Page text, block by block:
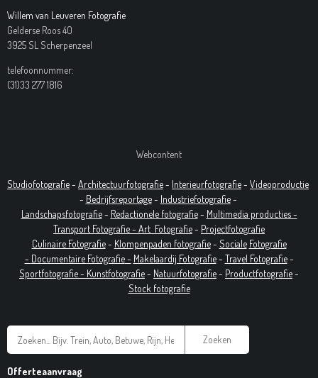
Willem van Leuveren Fotografie
Gelderse Roos 40
3925 SL Scherpenzeel
telefoonnummer:
(31)33 277 1816
Webcontent
Studiofotografie- Architectuurfotografie- Interieurfotografie- Videoproductie
- Bedrijfsreportage- Industriefotografie-
Landschapsfotografie- Redactionele fotografie- Multimedia producties -
Transport Fotografie - Art Fotografie- Projectfotografie
Culinaire Fotografie- Klompenpaden fotografie- Sociale Fotografie
- Documentaire Fotografie- Makelaardij Fotografie- Travel Fotografie-
Sportfotografie - Kunstfotografie- Natuurfotografie- Productfotografie-
Stock fotografie
Zoeken
Offerteaanvraag